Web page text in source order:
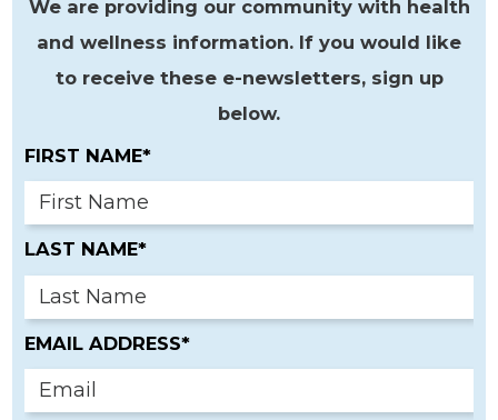
We are providing our community with health
and wellness information. If you would like
to receive these e-newsletters, sign up
below.
FIRST NAME*
LAST NAME*
EMAIL ADDRESS*